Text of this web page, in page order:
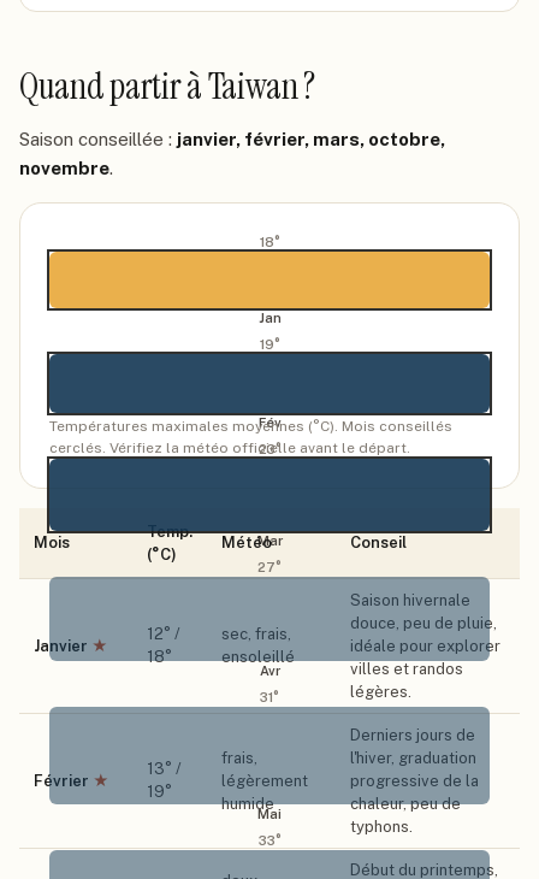
Quand partirà Taiwan?
Saison conseillée : janvier, février, mars, octobre,
novembre.
18°
Jan
19°
Fév
23°
Mar
27°
Avr
31°
Mai
33°
Températures maximales moyennes (°C). Mois conseillés
cerclés. Vérifiez la météo officielle avant le départ.
Mois
Temp.
(°C)
Météo Conseil
Janvier ★
12° /
18°
sec, frais,
ensoleillé
Saison hivernale
douce, peu de pluie,
idéale pour explorer
villes et randos
légères.
Février ★
13° /
19°
frais,
légèrement
humide
Derniers jours de
l'hiver, graduation
progressive de la
chaleur, peu de
typhons.
Début du printemps,